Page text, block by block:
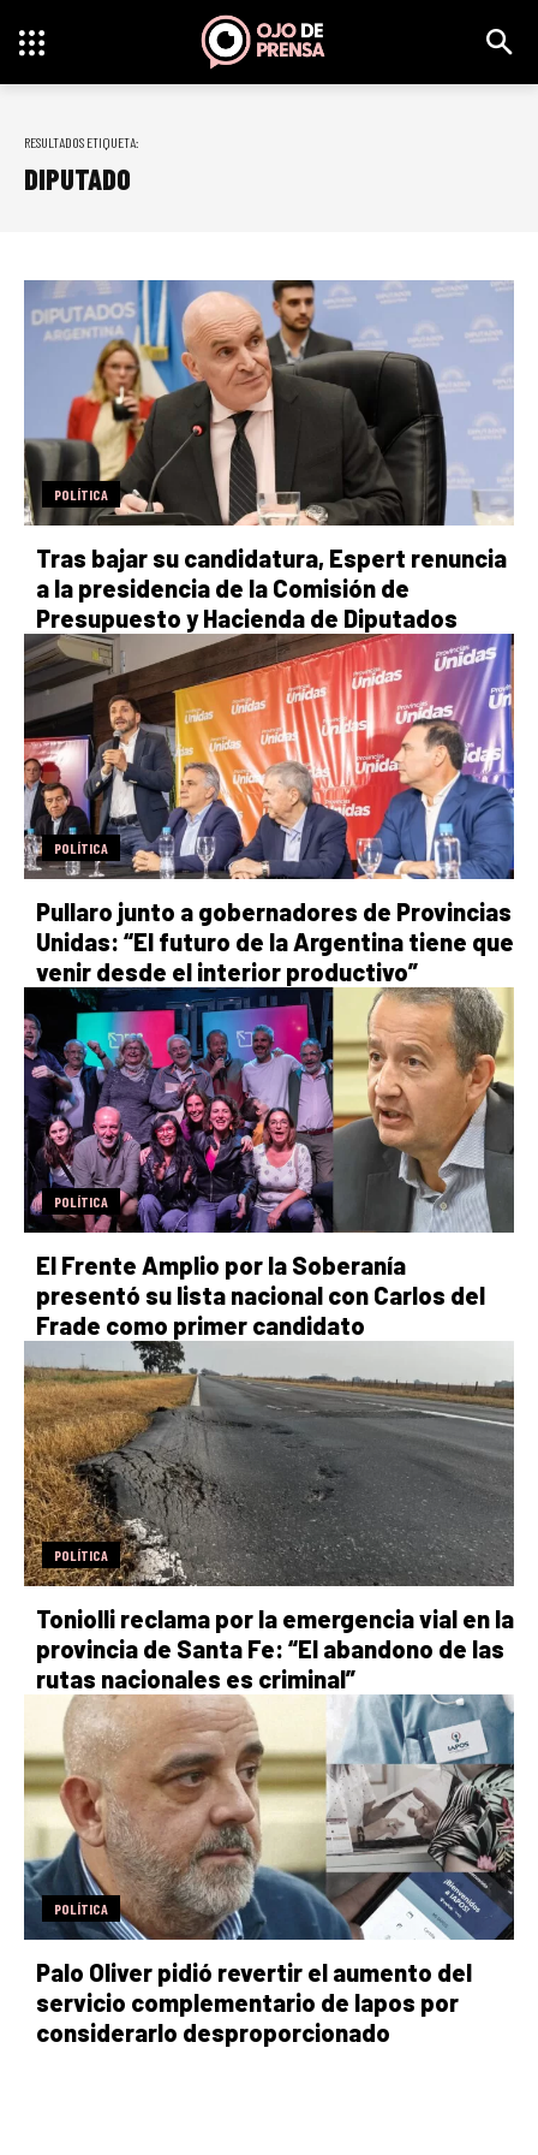
RESULTADOS ETIQUETA:
DIPUTADO
POLÍTICA
Tras bajar su candidatura, Espert renuncia
a la presidencia de la Comisión de
Presupuesto y Hacienda de Diputados
POLÍTICA
Pullaro junto a gobernadores de Provincias
Unidas: “El futuro de la Argentina tiene que
venir desde el interior productivo”
POLÍTICA
El Frente Amplio por la Soberanía
presentó su lista nacional con Carlos del
Frade como primer candidato
POLÍTICA
Toniolli reclama por la emergencia vial en la
provincia de Santa Fe: “El abandono de las
rutas nacionales es criminal”
POLÍTICA
Palo Oliver pidió revertir el aumento del
servicio complementario de Iapos por
considerarlo desproporcionado